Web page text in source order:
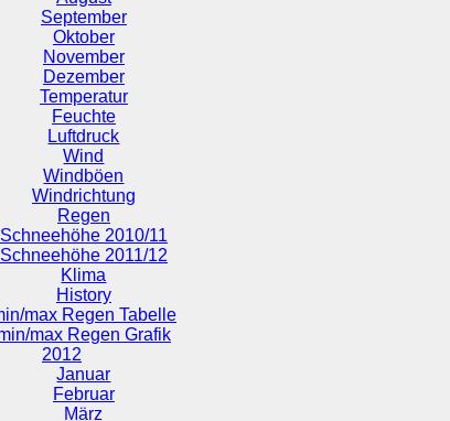
September
Oktober
November
Dezember
Temperatur
Feuchte
Luftdruck
Wind
Windböen
Windrichtung
Regen
Schneehöhe 2010/11
Schneehöhe 2011/12
Klima
History
max Regen Tabelle
max Regen Grafik
2012
Januar
Februar
März